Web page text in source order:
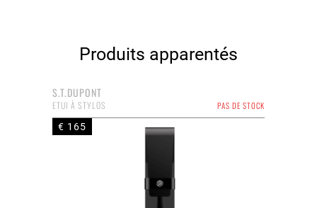
Produits apparentés
S.T.DUPONT
PAS DE STOCK
ETUI À STYLOS
€ 165